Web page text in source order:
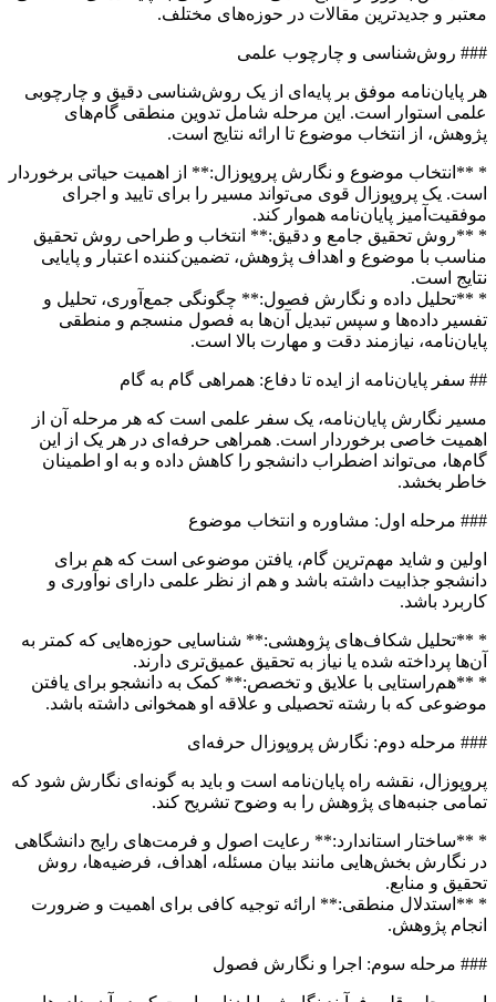
معتبر و جدیدترین مقالات در حوزه‌های مختلف.
### روش‌شناسی و چارچوب علمی
هر پایان‌نامه موفق بر پایه‌ای از یک روش‌شناسی دقیق و چارچوبی
علمی استوار است. این مرحله شامل تدوین منطقی گام‌های
پژوهش، از انتخاب موضوع تا ارائه نتایج است.
* **انتخاب موضوع و نگارش پروپوزال:** از اهمیت حیاتی برخوردار
است. یک پروپوزال قوی می‌تواند مسیر را برای تایید و اجرای
موفقیت‌آمیز پایان‌نامه هموار کند.
* **روش تحقیق جامع و دقیق:** انتخاب و طراحی روش تحقیق
مناسب با موضوع و اهداف پژوهش، تضمین‌کننده اعتبار و پایایی
نتایج است.
* **تحلیل داده و نگارش فصول:** چگونگی جمع‌آوری، تحلیل و
تفسیر داده‌ها و سپس تبدیل آن‌ها به فصول منسجم و منطقی
پایان‌نامه، نیازمند دقت و مهارت بالا است.
## سفر پایان‌نامه از ایده تا دفاع: همراهی گام به گام
مسیر نگارش پایان‌نامه، یک سفر علمی است که هر مرحله آن از
اهمیت خاصی برخوردار است. همراهی حرفه‌ای در هر یک از این
گام‌ها، می‌تواند اضطراب دانشجو را کاهش داده و به او اطمینان
خاطر بخشد.
### مرحله اول: مشاوره و انتخاب موضوع
اولین و شاید مهم‌ترین گام، یافتن موضوعی است که هم برای
دانشجو جذابیت داشته باشد و هم از نظر علمی دارای نوآوری و
کاربرد باشد.
* **تحلیل شکاف‌های پژوهشی:** شناسایی حوزه‌هایی که کمتر به
آن‌ها پرداخته شده یا نیاز به تحقیق عمیق‌تری دارند.
* **هم‌راستایی با علایق و تخصص:** کمک به دانشجو برای یافتن
موضوعی که با رشته تحصیلی و علاقه او همخوانی داشته باشد.
### مرحله دوم: نگارش پروپوزال حرفه‌ای
پروپوزال، نقشه راه پایان‌نامه است و باید به گونه‌ای نگارش شود که
تمامی جنبه‌های پژوهش را به وضوح تشریح کند.
* **ساختار استاندارد:** رعایت اصول و فرمت‌های رایج دانشگاهی
در نگارش بخش‌هایی مانند بیان مسئله، اهداف، فرضیه‌ها، روش
تحقیق و منابع.
* **استدلال منطقی:** ارائه توجیه کافی برای اهمیت و ضرورت
انجام پژوهش.
### مرحله سوم: اجرا و نگارش فصول